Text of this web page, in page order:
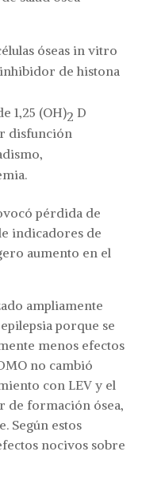
óseas in vitro
de histona
1,25 (OH)2 D
disfunción
pérdida de
indicadores de
aumento en el
ampliamente
porque se
menos efectos
no cambió
con LEV y el
de formación ósea,
Según estos
nocivos sobre